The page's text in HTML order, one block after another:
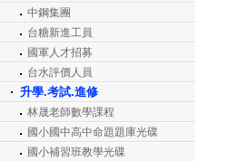
中鋼集團
台糖新進工員
國軍人才招募
台水評價人員
升學.考試.進修
林晟老師數學課程
國小國中高中命題題庫光碟
國小補習班教學光碟